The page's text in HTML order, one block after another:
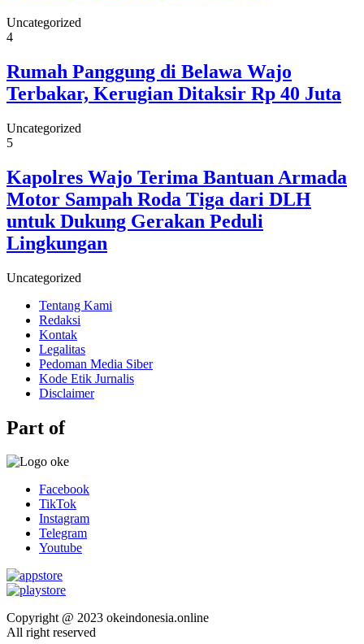
Uncategorized
4
Rumah Panggung di Belawa Wajo
Terbakar, Kerugian Ditaksir Rp 40 Juta
Uncategorized
5
Kapolres Wajo Terima Bantuan Armada
Motor Sampah Roda Tiga dari DLH
untuk Dukung Gerakan Peduli
Lingkungan
Uncategorized
Tentang Kami
Redaksi
Kontak
Legalitas
Pedoman Media Siber
Kode Etik Jurnalis
Disclaimer
Part of
Facebook
TikTok
Instagram
Telegram
Youtube
Copyright @ 2023 okeindonesia.online
All right reserved